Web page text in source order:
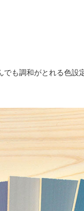
も調和がとれる色設